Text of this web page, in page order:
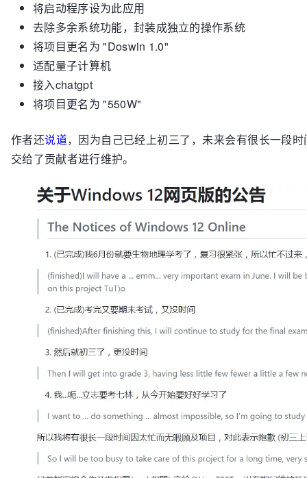
将启动程序设为此应用
去除多余系统功能，封装成独立的操作系统
将项目更名为 "Doswin 1.0"
适配量子计算机
接入chatgpt
将项目更名为 "550W"
作者还说道，因为自己已经上初三了，未来会有很长一段
交给了贡献者进行维护。